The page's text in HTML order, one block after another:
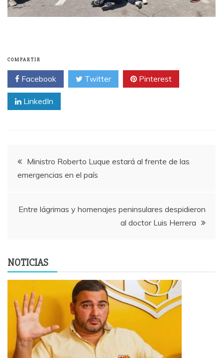
COMPARTIR
Facebook Twitter Pinterest
LinkedIn
Navegación
de
entradas
Ministro Roberto Luque estará al frente de las
emergencias en el país
Entre lágrimas y homenajes peninsulares despidieron
al doctor Luis Herrera
NOTICIAS